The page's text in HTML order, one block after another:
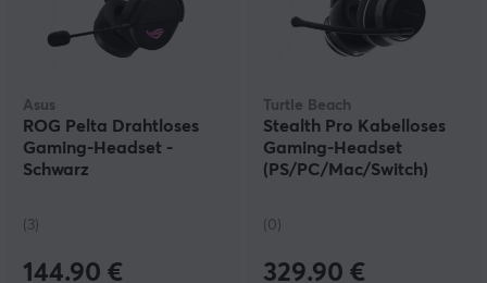
Asus
ROG Pelta Drahtloses
Gaming-Headset -
Schwarz
(3)
144.90 €
Turtle Beach
Stealth Pro Kabelloses
Gaming-Headset
(PS/PC/Mac/Switch)
(0)
329.90 €